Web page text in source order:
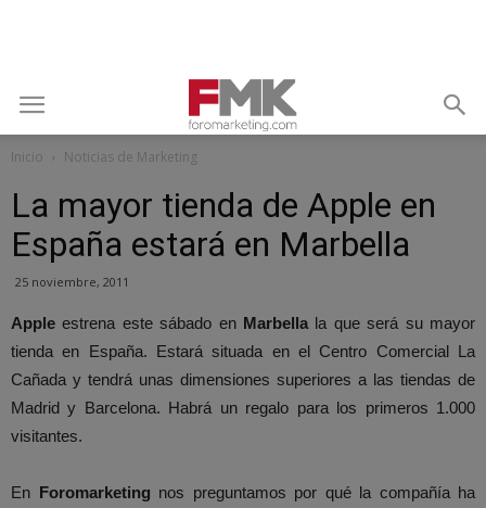
Inicio Noticias de Marketing
La mayor tienda de Apple en
España estará en Marbella
25 noviembre, 2011
Apple estrena este sábado en Marbella la que será su mayor
tienda en España. Estará situada en el Centro Comercial La
Cañada y tendrá unas dimensiones superiores a las tiendas de
Madrid y Barcelona. Habrá un regalo para los primeros 1.000
visitantes.
En Foromarketing nos preguntamos por qué la compañía ha